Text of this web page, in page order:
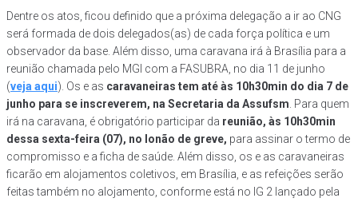
Dentre os atos, ficou definido que a próxima delegação a ir ao CNG
será formada de dois delegados(as) de cada força política e um
observador da base. Além disso, uma caravana irá à Brasília para a
reunião chamada pelo MGI com a FASUBRA, no dia 11 de junho
(veja aqui). Os e as caravaneiras tem até às 10h30min do dia 7 de
junho para se inscreverem, na Secretaria da Assufsm. Para quem
irá na caravana, é obrigatório participar da reunião, às 10h30min
dessa sexta-feira (07), no lonão de greve, para assinar o termo de
compromisso e a ficha de saúde. Além disso, os e as caravaneiras
ficarão em alojamentos coletivos, em Brasília, e as refeições serão
feitas também no alojamento, conforme está no IG 2 lançado pela